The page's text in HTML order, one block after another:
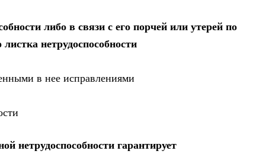
либо в связи с его порчей или утерей по
нетрудоспособности
в нее исправлениями
нетрудоспособности гарантирует